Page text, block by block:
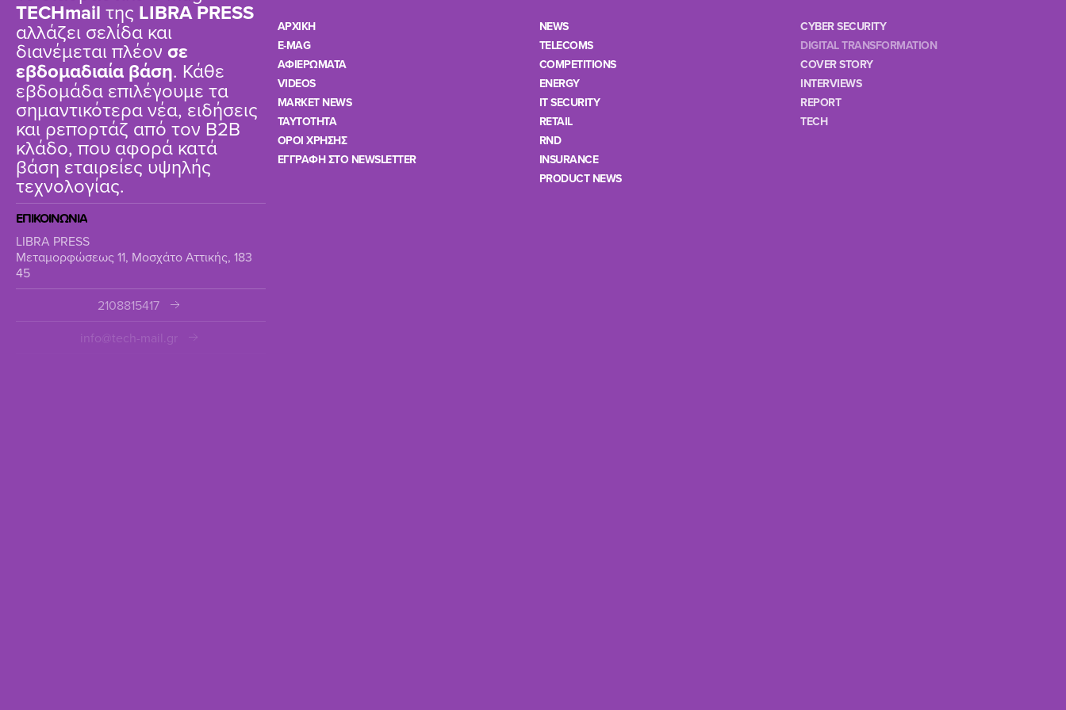
TΕCHmail της LIBRA PRESS
αλλάζει σελίδα και
διανέμεται πλέον σε
εβδομαδιαία βάση. Κάθε
εβδομάδα επιλέγουμε τα
σημαντικότερα νέα, ειδήσεις
και ρεπορτάζ από τον B2B
κλάδο, που αφορά κατά
βάση εταιρείες υψηλής
τεχνολογίας.
ΕΠΙΚΟΙΝΩΝΙΑ
LIBRA PRESS
Μεταμορφώσεως 11, Μοσχάτο Αττικής, 183
45
2108815417
info@tech-mail.gr
ΑΡΧΙΚΗ
E-MAG
ΑΦΙΕΡΩΜΑΤΑ
VIDEOS
MARKET NEWS
TAYTOTHTA
ΟΡΟΙ ΧΡΗΣΗΣ
ΕΓΓΡΑΦΗ ΣΤΟ NEWSLETTER
NEWS
TELECOMS
COMPETITIONS
ENERGY
IT SECURITY
RETAIL
RND
INSURANCE
PRODUCT NEWS
CYBER SECURITY
DIGITAL TRANSFORMATION
COVER STORY
INTERVIEWS
REPORT
TECH